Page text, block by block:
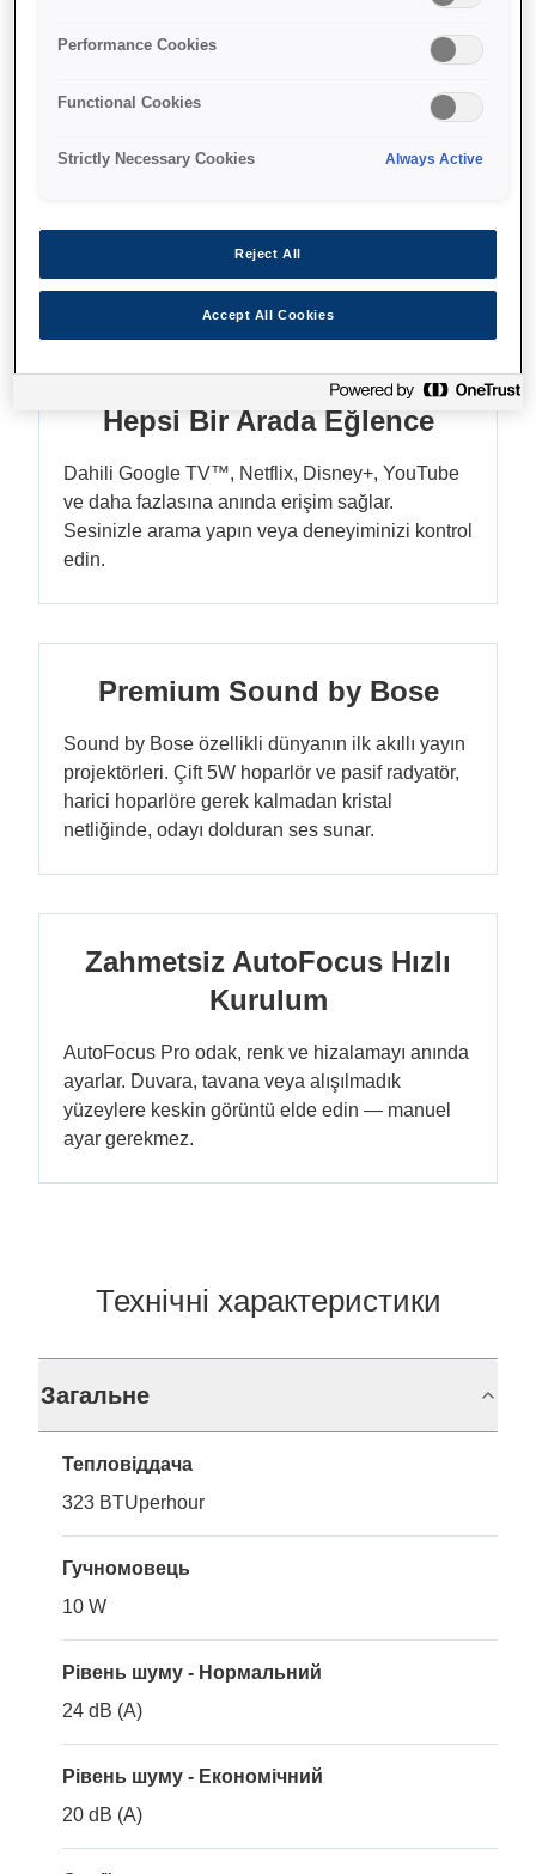
Epson'ın Triple Core Engine teknolojisi, 3LCD
cm'ye kadar ekranda canlı Full HD görüntüler, 3
kat daha parlak renkler ve beyaz ile renkte eşit
parlaklık sunar.
Hepsi Bir Arada Eğlence
Dahili Google TV™, Netflix, Disney+, YouTube
ve daha fazlasına anında erişim sağlar.
Sesinizle arama yapın veya deneyiminizi kontrol
edin.
Premium Sound by Bose
Sound by Bose özellikli dünyanın ilk akıllı yayın
projektörleri. Çift 5W hoparlör ve pasif radyatör,
harici hoparlöre gerek kalmadan kristal
netliğinde, odayı dolduran ses sunar.
Zahmetsiz AutoFocus Hızlı
Kurulum
AutoFocus Pro odak, renk ve hizalamayı anında
ayarlar. Duvara, tavana veya alışılmadık
yüzeylere keskin görüntü elde edin — manuel
ayar gerekmez.
Технічні характеристики
Загальне
Тепловіддача
323 BTUperhour
Гучномовець
10 W
Рівень шуму - Нормальний
24 dB (A)
Рівень шуму - Економічний
20 dB (A)
Performance Cookies
Functional Cookies
Strictly Necessary Cookies Always Active
Reject All
Accept All Cookies